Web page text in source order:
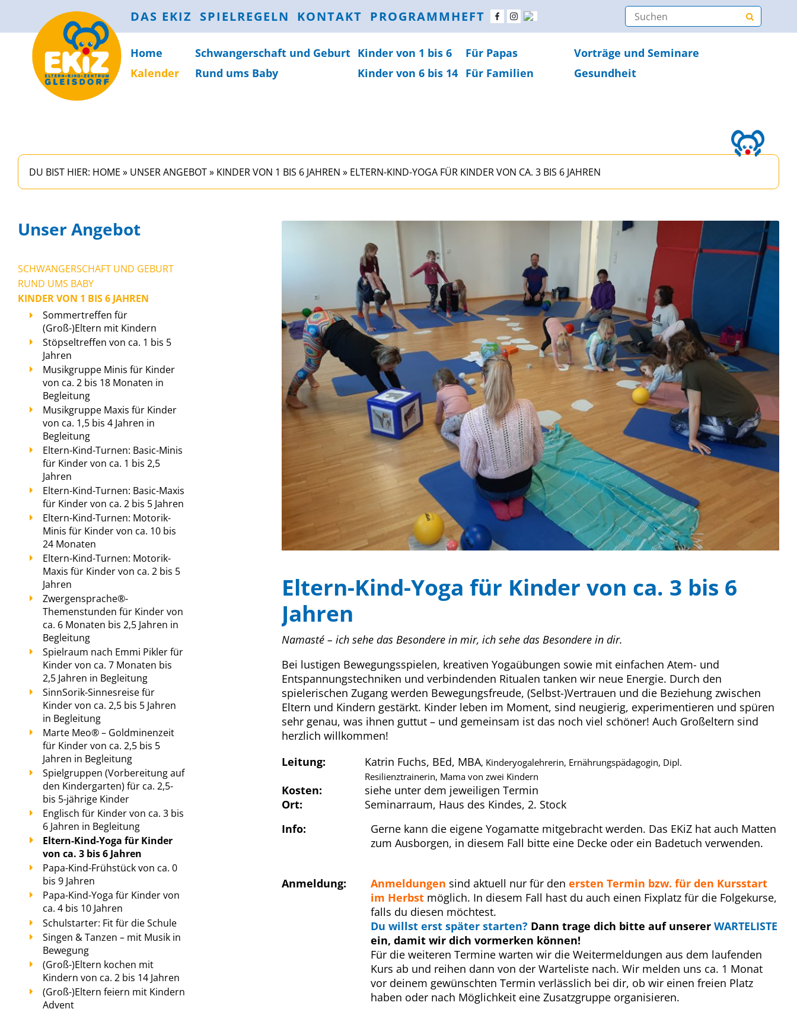
DAS EKIZ SPIELREGELN KONTAKT PROGRAMMHEFT
Home Schwanger­schaft und Geburt Kinder von 1 bis 6 Für Papas
Vorträge und Seminare
Kalender
Rund ums Baby Kinder von 6 bis 14 Für Familien Gesundheit
DU BIST HIER: HOME » UNSER ANGEBOT» KINDER VON 1 BIS 6 JAHREN » ELTERN-KIND-YOGA FÜR KINDER VON CA. 3 BIS 6 JAHREN
Unser Angebot
SCHWANGERSCHAFT UND GEBURT
RUND UMS BABY
KINDER VON 1 BIS 6 JAHREN
Sommertreffen für
(Groß-)Eltern mit Kindern
Stöpseltreffen von ca. 1 bis 5
Jahren
Musikgruppe Minis für Kinder
von ca. 2 bis 18 Monaten in
Begleitung
Musikgruppe Maxis für Kinder
von ca. 1,5 bis 4 Jahren in
Begleitung
Eltern-Kind-Turnen: Basic-Minis
für Kinder von ca. 1 bis 2,5
Jahren
Eltern-Kind-Turnen: Basic-Maxis
für Kinder von ca. 2 bis 5 Jahren
Eltern-Kind-Turnen: Motorik-
Minis für Kinder von ca. 10 bis
24 Monaten
Eltern-Kind-Turnen: Motorik-
Maxis für Kinder von ca. 2 bis 5
Jahren
Zwergensprache®-
Themenstunden für Kinder von
ca. 6 Monaten bis 2,5 Jahren in
Begleitung
Spielraum nach Emmi Pikler für
Kinder von ca. 7 Monaten bis
2,5 Jahren in Begleitung
SinnSorik-Sinnesreise für
Kinder von ca. 2,5 bis 5 Jahren
in Begleitung
Marte Meo® – Goldminenzeit
für Kinder von ca. 2,5 bis 5
Jahren in Begleitung
Spielgruppen (Vorbereitung auf
den Kindergarten) für ca. 2,5-
bis 5-jährige Kinder
Englisch für Kinder von ca. 3 bis
6 Jahren in Begleitung
Eltern-Kind-Yoga für Kinder
von ca. 3 bis 6 Jahren
Papa-Kind-Frühstück von ca. 0
bis 9 Jahren
Papa-Kind-Yoga für Kinder von
ca. 4 bis 10 Jahren
Schulstarter: Fit für die Schule
Singen & Tanzen – mit Musik in
Bewegung
(Groß-)Eltern kochen mit
Kindern von ca. 2 bis 14 Jahren
(Groß-)Eltern feiern mit Kindern
Advent
Eltern-Kind-Yoga für Kinder von ca. 3 bis 6
Jahren
Namasté – ich sehe das Besondere in mir, ich sehe das Besondere in dir.
Bei lustigen Bewegungsspielen, kreativen Yogaübungen sowie mit einfachen Atem- und
Entspannungstechniken und verbindenden Ritualen tanken wir neue Energie. Durch den
spielerischen Zugang werden Bewegungsfreude, (Selbst-)Vertrauen und die Beziehung zwischen
Eltern und Kindern gestärkt. Kinder leben im Moment, sind neugierig, experimentieren und spüren
sehr genau, was ihnen guttut – und gemeinsam ist das noch viel schöner! Auch Großeltern sind
herzlich willkommen!
Leitung:
Katrin Fuchs, BEd, MBA, Kinderyogalehrerin, Ernährungspädagogin, Dipl.
Resilienztrainerin, Mama von zwei Kindern
Kosten:
siehe unter dem jeweiligen Termin
Ort:
Seminarraum, Haus des Kindes, 2. Stock
Info:
Gerne kann die eigene Yogamatte mitgebracht werden. Das EKiZ hat auch Matten
zum Ausborgen, in diesem Fall bitte eine Decke oder ein Badetuch verwenden.
Anmeldung: Anmeldungen sind aktuell nur für den ersten Termin bzw. für den Kursstart
im Herbstmöglich. In diesem Fall hast du auch einen Fixplatz für die Folgekurse,
falls du diesen möchtest.
Du willst erst später starten? Dann trage dich bitte auf unserer WARTELISTE
ein, damit wir dich vormerken können!
Für die weiteren Termine warten wir die Weitermeldungen aus dem laufenden
Kurs ab und reihen dann von der Warteliste nach. Wir melden uns ca. 1 Monat
vor deinem gewünschten Termin verlässlich bei dir, ob wir einen freien Platz
haben oder nach Möglichkeit eine Zusatzgruppe organisieren.